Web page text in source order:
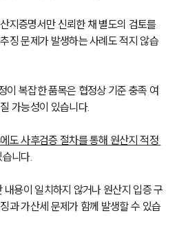
지증명서만 신뢰한 채 별도의 검토를
징 문제가 발생하는 사례도 적지 않습
이 복잡한 품목은 협정상 기준 충족 여
가능성이 있습니다.
도 사후검증 절차를 통해 원산지 적정
니다.
내용이 일치하지 않거나 원산지 입증 구
과 가산세 문제가 함께 발생할 수 있습